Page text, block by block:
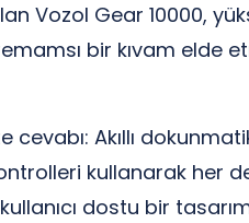
Vozol Gear 10000,
bir kıvam elde
Akıllı
kullanarak her
dostu bir